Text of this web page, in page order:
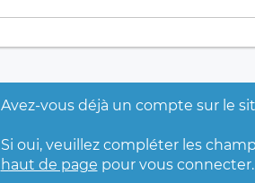
Avez-vous déjà un compte sur le
Si oui, veuillez compléter les
haut de page pour vous connecter.